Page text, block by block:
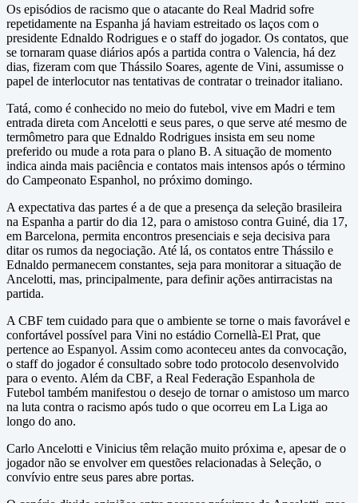
Os episódios de racismo que o atacante do Real Madrid sofre
repetidamente na Espanha já haviam estreitado os laços com o
presidente Ednaldo Rodrigues e o staff do jogador. Os contatos, que
se tornaram quase diários após a partida contra o Valencia, há dez
dias, fizeram com que Thássilo Soares, agente de Vini, assumisse o
papel de interlocutor nas tentativas de contratar o treinador italiano.
Tatá, como é conhecido no meio do futebol, vive em Madri e tem
entrada direta com Ancelotti e seus pares, o que serve até mesmo de
termômetro para que Ednaldo Rodrigues insista em seu nome
preferido ou mude a rota para o plano B. A situação de momento
indica ainda mais paciência e contatos mais intensos após o término
do Campeonato Espanhol, no próximo domingo.
A expectativa das partes é a de que a presença da seleção brasileira
na Espanha a partir do dia 12, para o amistoso contra Guiné, dia 17,
em Barcelona, permita encontros presenciais e seja decisiva para
ditar os rumos da negociação. Até lá, os contatos entre Thássilo e
Ednaldo permanecem constantes, seja para monitorar a situação de
Ancelotti, mas, principalmente, para definir ações antirracistas na
partida.
A CBF tem cuidado para que o ambiente se torne o mais favorável e
confortável possível para Vini no estádio Cornellà-El Prat, que
pertence ao Espanyol. Assim como aconteceu antes da convocação,
o staff do jogador é consultado sobre todo protocolo desenvolvido
para o evento. Além da CBF, a Real Federação Espanhola de
Futebol também manifestou o desejo de tornar o amistoso um marco
na luta contra o racismo após tudo o que ocorreu em La Liga ao
longo do ano.
Carlo Ancelotti e Vinicius têm relação muito próxima e, apesar de o
jogador não se envolver em questões relacionadas à Seleção, o
convívio entre seus pares abre portas.